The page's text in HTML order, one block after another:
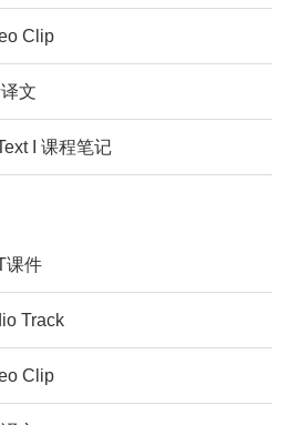
Clip
文
I 课程笔记
课件
Track
Clip